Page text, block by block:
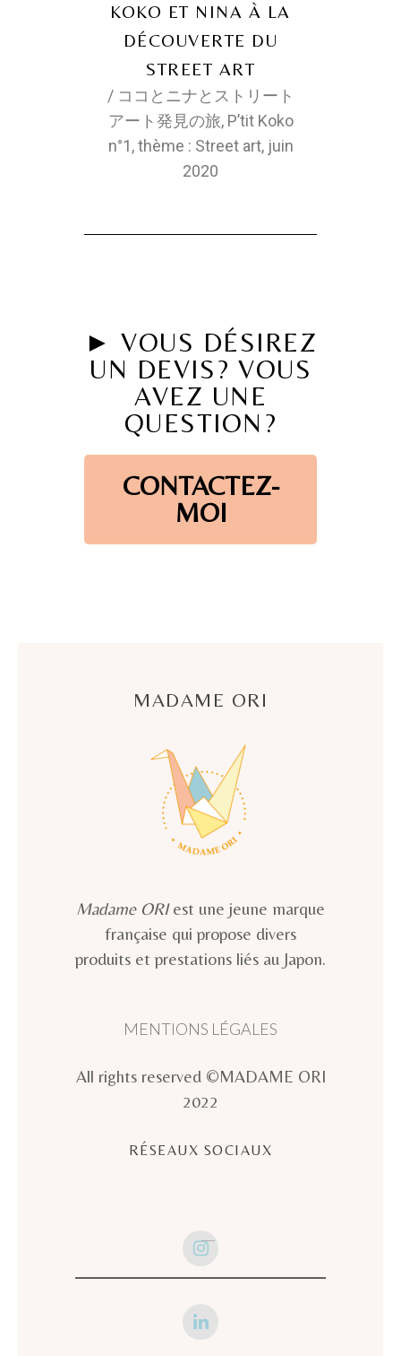
KOKO ET NINA À LA
DÉCOUVERTE DU
STREET ART
/ ココとニナとストリート
アート発見の旅, P’tit Koko
n°1, thème : Street art, juin
2020
► VOUS DÉSIREZ
UN DEVIS? VOUS
AVEZ UNE
QUESTION?
CONTACTEZ-
MOI
MADAME ORI
Madame ORIest une jeune marque
française qui propose divers
produits et prestations liés au Japon.
MENTIONS LÉGALES
All rights reserved ©MADAME ORI
2022
RÉSEAUX SOCIAUX